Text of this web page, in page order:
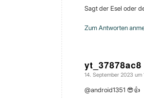
Sagt der Esel oder
Zum Antworten
yt_37878ac8
sagte:
14. September 2023 um
@android1351 😎👍